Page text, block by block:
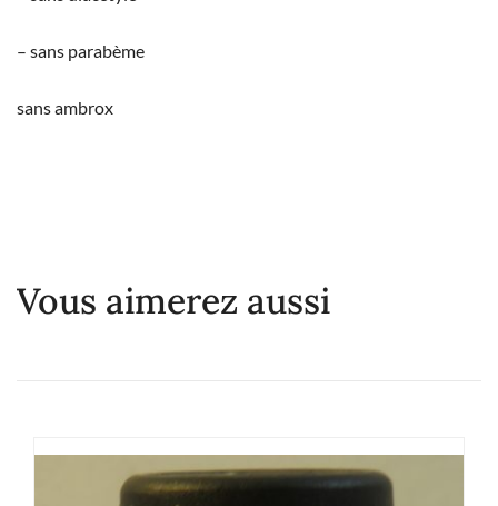
– sans parabème
sans ambrox
Vous aimerez aussi